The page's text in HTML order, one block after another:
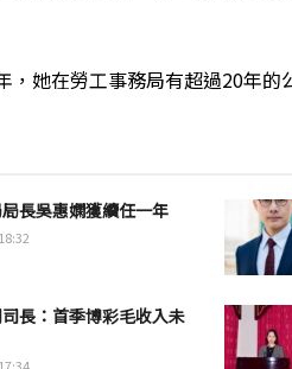
她在勞工事務局有超過20年的
長吳惠嫻獲續任一年
長：首季博彩毛收入未